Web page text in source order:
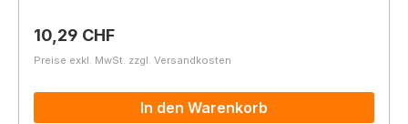
Regulärer Preis:
10,29 CHF
Preise exkl. MwSt. zzgl. Versandkosten
In den Warenkorb